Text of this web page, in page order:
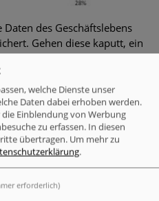
des Geschäftslebens
Gehen diese kaputt, ein
Beispiel bei Festplatten
Daten unwiderruflich
und Hardwarefehler
Datenverluste in
Ursachen können auch
das nicht: Dateien
überschrieben, falsch
falsch durchgeführt –
virtuellen Systemen
Cloud-Programm und
welche Dienste unser
Daten dabei erhoben werden.
Einblendung von Werbung
zu erfassen. In diesen
übertragen. Um mehr zu
.
erforderlich)